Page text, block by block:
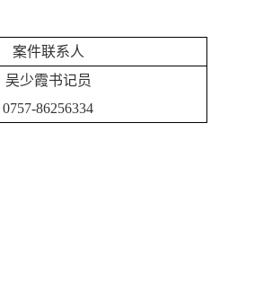
案件联系人
吴少霞书记员
0757-86256334